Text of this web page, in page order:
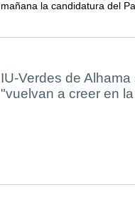
mañana la candidatura del
IU-Verdes de
"vuelvan a creer en